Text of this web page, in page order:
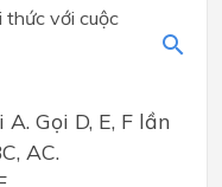
thức với cuộc
Gọi D, E, F lần
AC.